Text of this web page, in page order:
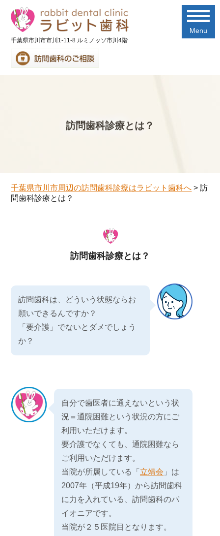
Menu
千葉県市川市市川1-11-8 ルミノッソ市川4階
訪問歯科診療とは？
千葉県市川市周辺の訪問歯科診療はラビット歯科へ >訪
問歯科診療とは？
訪問歯科診療とは？
訪問歯科は、どういう状態ならお
願いできるんですか？
「要介護」でないとダメでしょう
か？
自分で歯医者に通えないという状
況＝通院困難という状況の方にご
利用いただけます。
要介護でなくても、通院困難なら
ご利用いただけます。
当院が所属している「 立靖会 」は
2007年（平成19年）から訪問歯科
に力を入れている、訪問歯科のパ
イオニアです。
当院が２５医院目となります。